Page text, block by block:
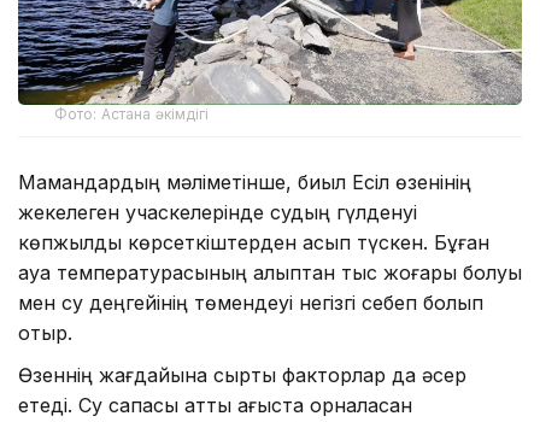
Фото: Астана әкімдігі
Мамандардың мәліметінше, биыл Есіл өзенінің
жекелеген учаскелерінде судың гүлденуі
көпжылдық көрсеткіштерден асып түскен. Бұған
ауа температурасының қалыптан тыс жоғары болуы
мен су деңгейінің төмендеуі негізгі себеп болып
отыр.
Өзеннің жағдайына сыртқы факторлар да әсер
етеді. Су сапасы қатты ағыста орналасқан